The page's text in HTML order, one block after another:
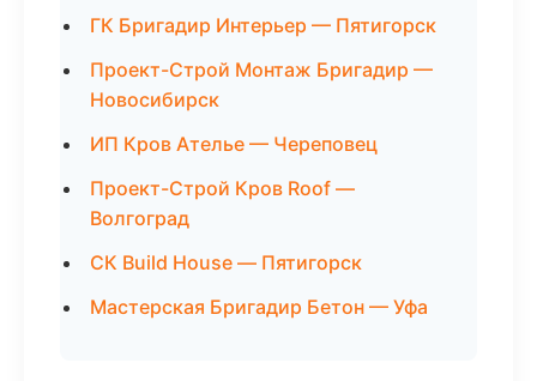
ГК Бригадир Интерьер — Пятигорск
Проект-Строй Монтаж Бригадир —
Новосибирск
ИП Кров Ателье — Череповец
Проект-Строй Кров Roof —
Волгоград
СК Build House — Пятигорск
Мастерская Бригадир Бетон — Уфа